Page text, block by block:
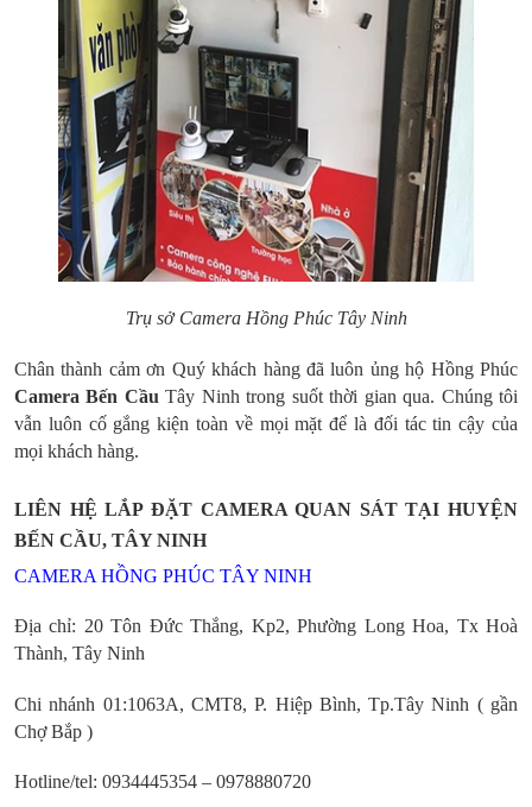
Trụ sở Camera Hồng Phúc Tây Ninh
Chân thành cảm ơn Quý khách hàng đã luôn ủng hộ Hồng Phúc
Camera Bến Cầu Tây Ninh trong suốt thời gian qua. Chúng tôi
vẫn luôn cố gắng kiện toàn về mọi mặt để là đối tác tin cậy của
mọi khách hàng.
LIÊN HỆ LẮP ĐẶT CAMERA QUAN SÁT TẠI HUYỆN
BẾN CẦU, TÂY NINH
CAMERA HỒNG PHÚC TÂY NINH
Địa chỉ: 20 Tôn Đức Thắng, Kp2, Phường Long Hoa, Tx Hoà
Thành, Tây Ninh
Chi nhánh 01:1063A, CMT8, P. Hiệp Bình, Tp.Tây Ninh ( gần
Chợ Bắp )
Hotline/tel: 0934445354 – 0978880720